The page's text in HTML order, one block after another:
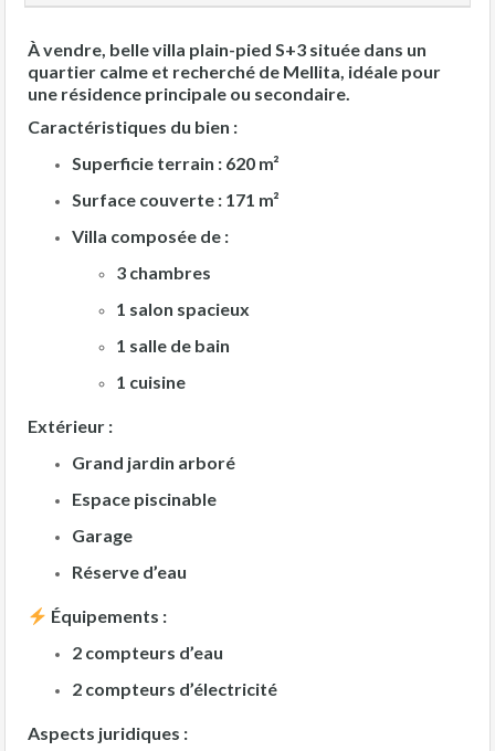
À vendre, belle villa plain-pied S+3 située dans un
quartier calme et recherché de Mellita, idéale pour
une résidence principale ou secondaire.
Caractéristiques du bien :
Superficie terrain : 620 m²
Surface couverte : 171 m²
Villa composée de :
3 chambres
1 salon spacieux
1 salle de bain
1 cuisine
Extérieur :
Grand jardin arboré
Espace piscinable
Garage
Réserve d’eau
Équipements :
2 compteurs d’eau
2 compteurs d’électricité
Aspects juridiques :